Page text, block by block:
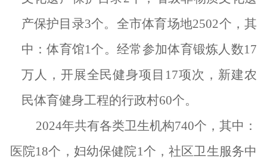
产保护目录3个。全市体育场地2502个，其
中：体育馆1个。经常参加体育锻炼人数17
万人，开展全民健身项目 17项次，新建农
民体育健身工程的行政村60个。
2024年共有各类卫生机构740个，其中：
医院18个，妇幼保健院1个，社区卫生服务中